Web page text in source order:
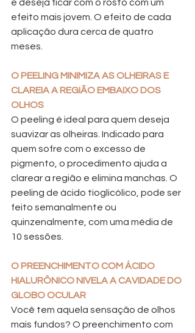
e deseja ficar com o rosto com um
efeito mais jovem. O efeito de cada
aplicação dura cerca de quatro
meses.
O PEELING MINIMIZA AS OLHEIRAS E
CLAREIA A REGIÃO EMBAIXO DOS
OLHOS
O peeling é ideal para quem deseja
suavizar as olheiras. Indicado para
quem sofre com o excesso de
pigmento, o procedimento ajuda a
clarear a região e elimina manchas. O
peeling de ácido tioglicólico, pode ser
feito semanalmente ou
quinzenalmente, com uma média de
10 sessões.
O PREENCHIMENTO COM ÁCIDO
HIALURÔNICO NIVELA A CAVIDADE DO
GLOBO OCULAR
Você tem aquela sensação de olhos
mais fundos? O preenchimento com